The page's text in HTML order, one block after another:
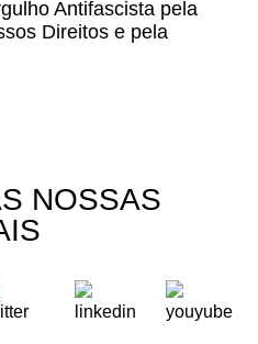
Antifascista pela
Direitos e pela
NOSSAS